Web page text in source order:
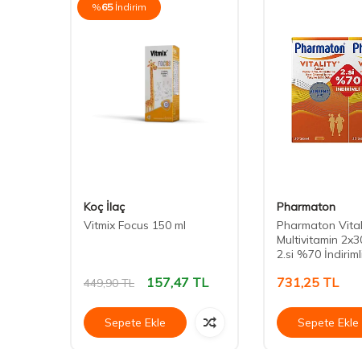
%65 İndirim
Koç İlaç
Vitmix Focus 150 ml
449,90TL 157,47 TL
Sepete Ekle
Pharmaton
Pharmaton
Multivitamin
2.si %70 İndirimli
731,25 TL
Sepete Ekle